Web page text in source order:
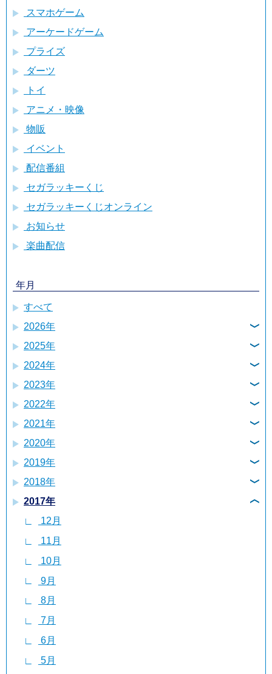
スマホゲーム
アーケードゲーム
プライズ
ダーツ
トイ
アニメ・映像
物販
イベント
配信番組
セガラッキーくじ
セガラッキーくじオンライン
お知らせ
楽曲配信
年月
すべて
2026年
8月
7月
6月
5月
4月
3月
2月
1月
2025年
12月
11月
10月
9月
8月
7月
6月
5月
4月
3月
2月
1月
2024年
12月
11月
10月
9月
8月
7月
6月
5月
4月
3月
2月
1月
2023年
12月
11月
10月
9月
8月
7月
6月
5月
4月
3月
2月
1月
2022年
12月
11月
10月
9月
8月
7月
6月
5月
4月
3月
2月
1月
2021年
12月
11月
10月
9月
8月
7月
6月
5月
4月
3月
2月
1月
2020年
12月
11月
10月
9月
8月
7月
6月
5月
4月
3月
2月
2019年
12月
11月
10月
9月
8月
7月
6月
5月
4月
3月
2018年
12月
11月
10月
9月
8月
7月
6月
5月
4月
2017年
12月
11月
10月
9月
8月
7月
6月
5月